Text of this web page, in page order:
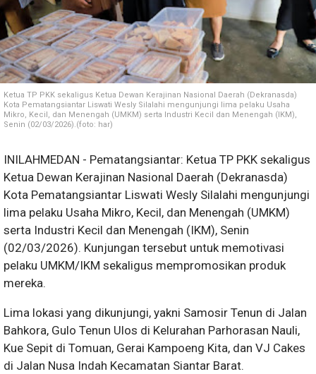
Ketua TP PKK sekaligus Ketua Dewan Kerajinan Nasional Daerah (Dekranasda)
Kota Pematangsiantar Liswati Wesly Silalahi mengunjungi lima pelaku Usaha
Mikro, Kecil, dan Menengah (UMKM) serta Industri Kecil dan Menengah (IKM),
Senin (02/03/2026).(foto: har)
INILAHMEDAN - Pematangsiantar: Ketua TP PKK sekaligus
Ketua Dewan Kerajinan Nasional Daerah (Dekranasda)
Kota Pematangsiantar Liswati Wesly Silalahi mengunjungi
lima pelaku Usaha Mikro, Kecil, dan Menengah (UMKM)
serta Industri Kecil dan Menengah (IKM), Senin
(02/03/2026). Kunjungan tersebut untuk memotivasi
pelaku UMKM/IKM sekaligus mempromosikan produk
mereka.
Lima lokasi yang dikunjungi, yakni Samosir Tenun di Jalan
Bahkora, Gulo Tenun Ulos di Kelurahan Parhorasan Nauli,
Kue Sepit di Tomuan, Gerai Kampoeng Kita, dan VJ Cakes
di Jalan Nusa Indah Kecamatan Siantar Barat.